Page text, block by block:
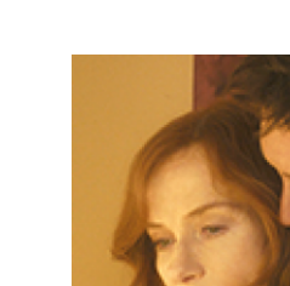
FITXA TÈCNICA
Direcció:
Laurent Larivière